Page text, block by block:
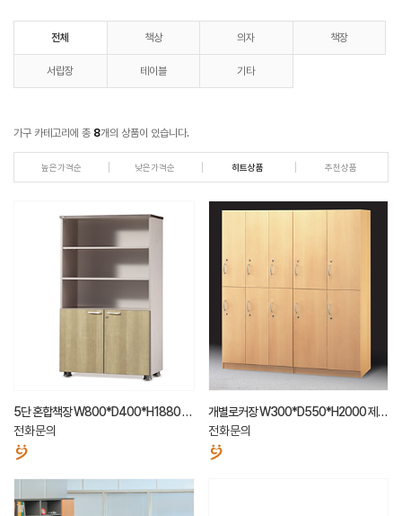
전체 책상 의자 책장
서랍장 테이블 기타
가구 카테고리에 총 8개의 상품이 있습니다.
높은가격순 낮은가격순 히트상품 추천상품
5단 혼합책장 W800*D400*H1880 제
작가능
전화문의
개별로커장 W300*D550*H2000 제작
가능
전화문의